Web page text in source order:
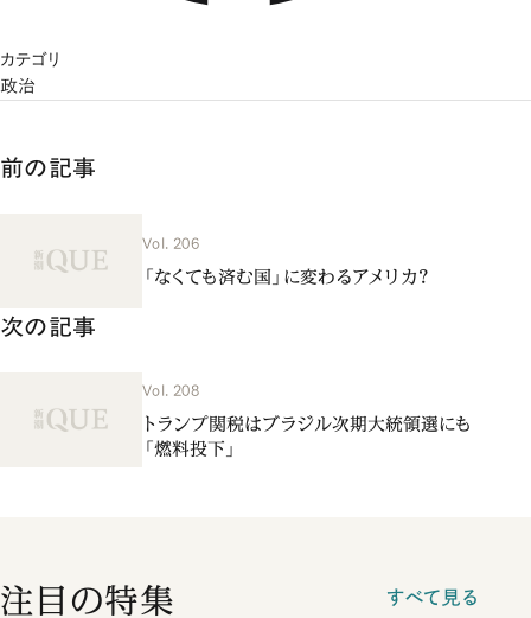
カテゴリ
政治
前の記事
Vol. 206
「なくても済む国」に変わるアメリカ？
次の記事
Vol. 208
トランプ関税はブラジル次期大統領選にも
「燃料投下」
注目の特集 すべて見る